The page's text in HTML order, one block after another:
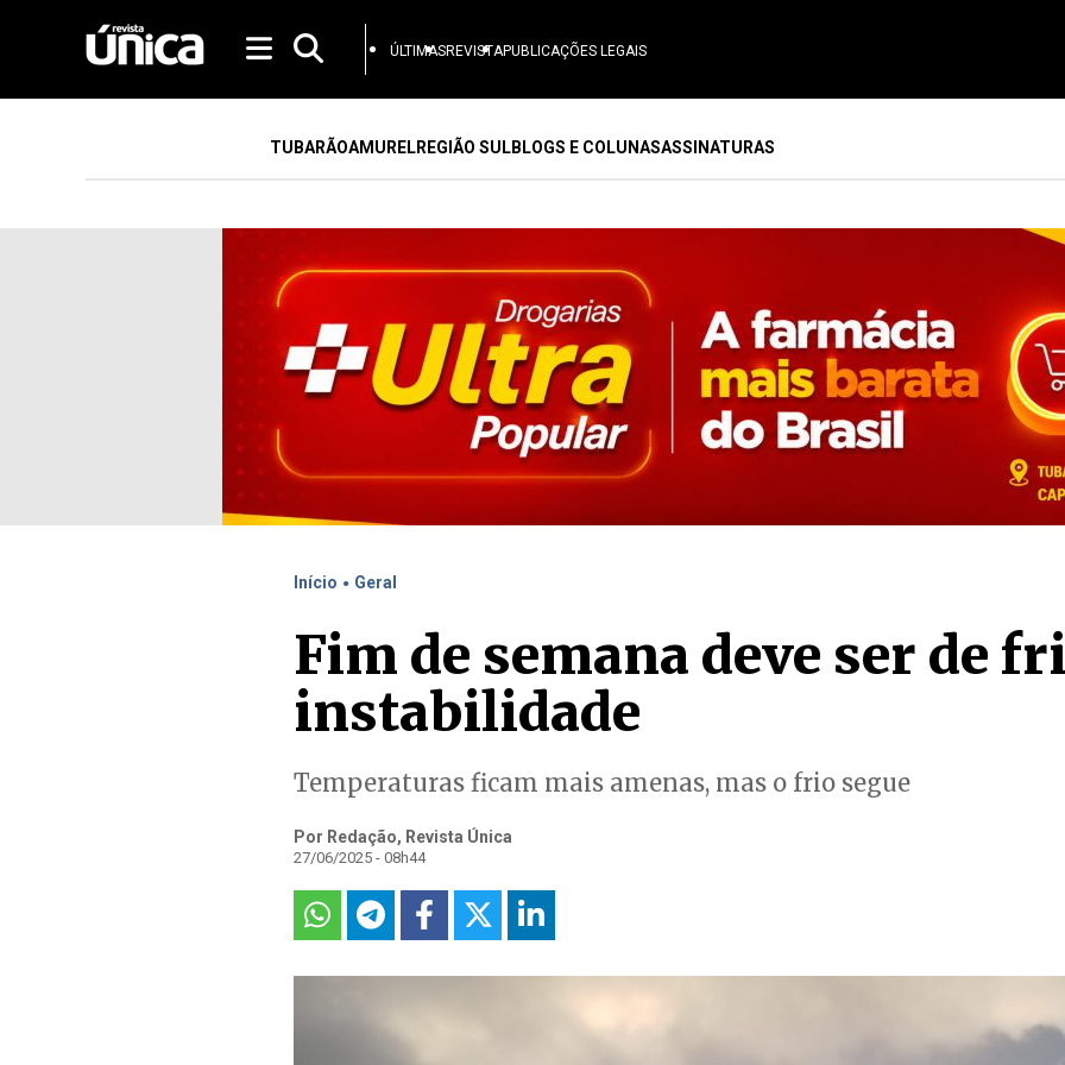
ÚLTIMASREVISTAPUBLICAÇÕES LEGAIS
TUBARÃOAMURELREGIÃO SULBLOGS E COLUNASASSINATURAS
Início . Geral
Fim de semana deve ser de
instabilidade
Temperaturas ficam mais amenas, mas o frio segue
Por Redação, Revista Única
27/06/2025 - 08h44